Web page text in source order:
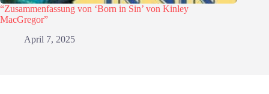
“Zusammenfassung von ‘Born in Sin’ von Kinley
MacGregor”
April 7, 2025